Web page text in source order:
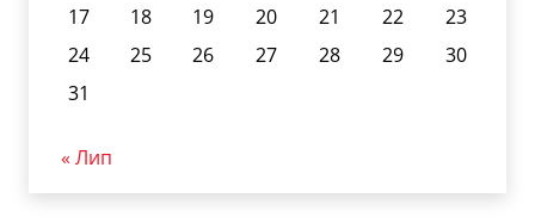
17
18 19 20 21 22
23
24
25 26 27 28 29
30
31
« Лип